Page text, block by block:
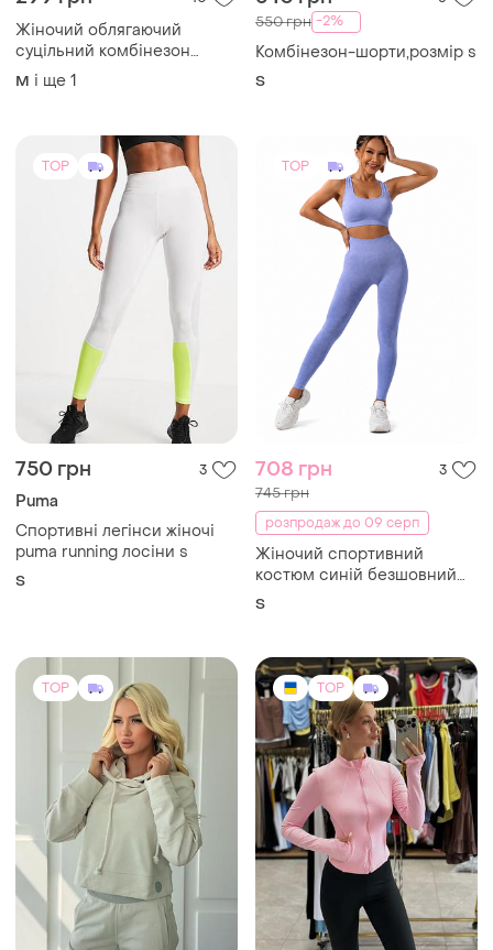
299 грн
Жіночий облягаючий
суцільний комбінезон
чорного кольору з довгими
540 грн
-2%
750 грн
Puma
Спортивні легінси жіночі
708 грн
745 грн
розпродаж до 09 серп
Жіночий спортивний
комплект топ бра легінси з
йоги тренувань утяжка пуш
ап стрейч
TOP TOP